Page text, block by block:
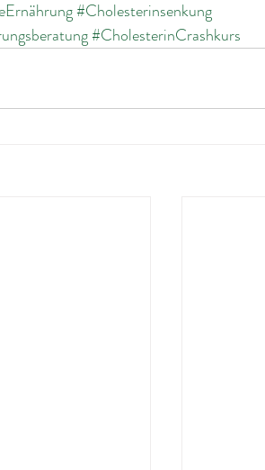
#Cholesterinsenkung
#CholesterinCrashkurs